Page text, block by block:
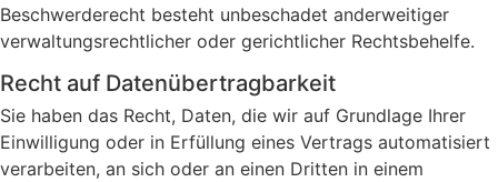
Beschwerderecht besteht unbeschadet anderweitiger
verwaltungsrechtlicher oder gerichtlicher Rechtsbehelfe.
Recht auf Daten­übertrag­barkeit
Sie haben das Recht, Daten, die wir auf Grundlage Ihrer
Einwilligung oder in Erfüllung eines Vertrags automatisiert
verarbeiten, an sich oder an einen Dritten in einem